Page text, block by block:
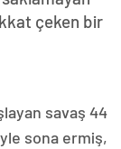
çeken bir
savaş 44
sona ermiş,